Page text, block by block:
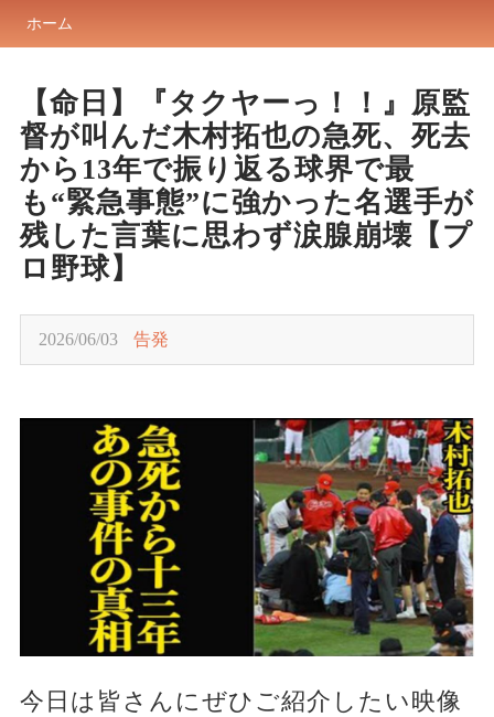
ホーム
【命日】『タクヤーっ！！』原監
督が叫んだ木村拓也の急死、死去
から13年で振り返る球界で最
も“緊急事態”に強かった名選手が
残した言葉に思わず涙腺崩壊【プ
ロ野球】
2026/06/03 告発
今日は皆さんにぜひご紹介したい映像